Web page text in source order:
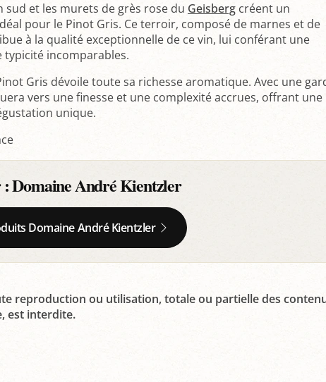
sud et les murets de grès rose du Geisberg créent un
pour le Pinot Gris. Ce terroir, composé de marnes et de
à la qualité exceptionnelle de ce vin, lui conférant une
typicité incomparables.
Gris dévoile toute sa richesse aromatique. Avec une
vers une finesse et une complexité accrues, offrant une
unique.
:Domaine André Kientzler
Domaine André Kientzler
reproduction ou utilisation, totale ou partielle des
est interdite.